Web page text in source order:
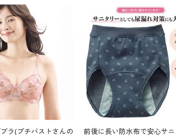
ラ(プチバストさんの
前後に長い防水布で安心サ